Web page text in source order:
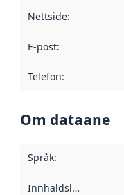
Nettside:
E-post:
Telefon:
Om dataane
Språk:
Innhaldsleverandørar